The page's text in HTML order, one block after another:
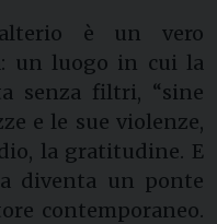
è un vero
un luogo in cui la
senza filtri, “sine
e le sue violenze,
la gratitudine. E
diventa un ponte
contemporaneo.